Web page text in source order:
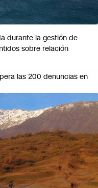
durante la gestión de
sobre relación
las 200 denuncias en